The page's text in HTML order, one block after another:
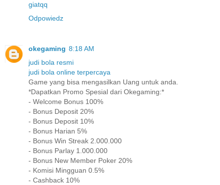
giatqq
Odpowiedz
okegaming 8:18 AM
judi bola resmi
judi bola online terpercaya
Game yang bisa mengasilkan Uang untuk anda.
*Dapatkan Promo Spesial dari Okegaming:*
- Welcome Bonus 100%
- Bonus Deposit 20%
- Bonus Deposit 10%
- Bonus Harian 5%
- Bonus Win Streak 2.000.000
- Bonus Parlay 1.000.000
- Bonus New Member Poker 20%
- Komisi Mingguan 0.5%
- Cashback 10%